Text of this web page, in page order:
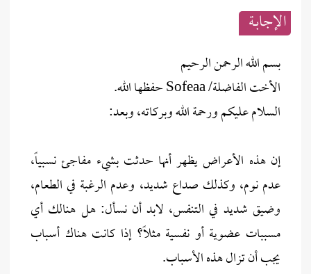
الإجابــة
بسم الله الرحمن الرحيم
الأخت الفاضلة/ Sofeaa حفظها الله.
السلام عليكم ورحمة الله وبركاته، وبعد:
إن هذه الأعراض يظهر أنها حدثت بشيء مفاجئ نسبياً،
عدم نوم، وكذلك صداع شديد، وعدم الرغبة في الطعام،
وضيق شديد في التنفس، لابد أن نسأل: هل هنالك أي
مسببات عضوية أو نفسية مثلاً؟ إذا كانت هناك أسباب
يجب أن تزال هذه الأسباب.